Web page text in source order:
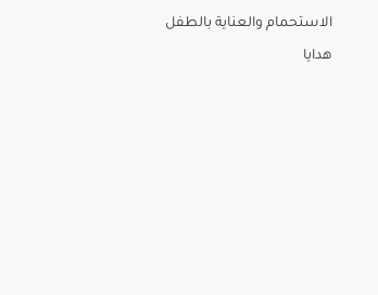
الاستحمام والعناية بالطفل
هدايا